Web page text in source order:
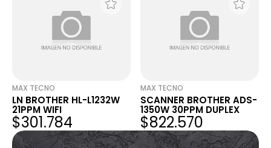
MAX TECNO
LN BROTHER HL-L1232W
21PPM WIFI
$301.784
MAX TECNO
SCANNER BROTHER ADS-
1350W 30PPM DUPLEX
$822.570